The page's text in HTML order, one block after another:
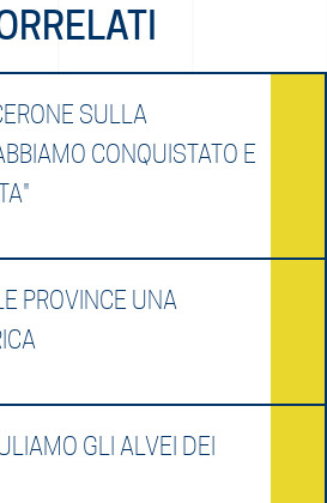
SULLA
CONQUISTATO E
PROVINCE UNA
GLI ALVEI DEI